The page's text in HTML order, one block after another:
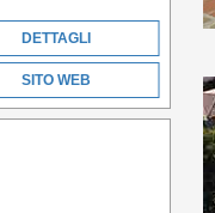
DETTAGLI
SITO WEB